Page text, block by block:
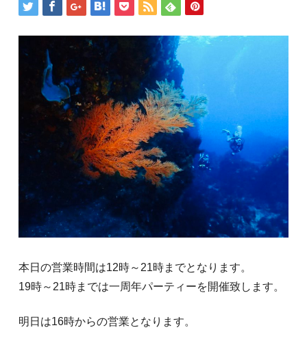
本日の営業時間は12時～21時までとなります。
19時～21時までは一周年パーティーを開催致します。
明日は16時からの営業となります。